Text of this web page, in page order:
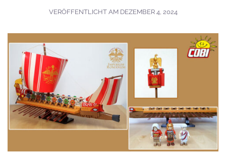
VERÖFFENTLICHT AM DEZEMBER 4, 2024